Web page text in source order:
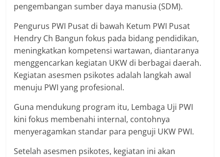
pengembangan sumber daya manusia (SDM).
Pengurus PWI Pusat di bawah Ketum PWI Pusat
Hendry Ch Bangun fokus pada bidang pendidikan,
meningkatkan kompetensi wartawan, diantaranya
menggencarkan kegiatan UKW di berbagai daerah.
Kegiatan asesmen psikotes adalah langkah awal
menuju PWI yang profesional.
Guna mendukung program itu, Lembaga Uji PWI
kini fokus membenahi internal, contohnya
menyeragamkan standar para penguji UKW PWI.
Setelah asesmen psikotes, kegiatan ini akan